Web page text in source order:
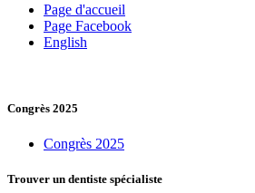
Page d'accueil
Page Facebook
English
Congrès 2025
Congrès 2025
Trouver un dentiste spécialiste